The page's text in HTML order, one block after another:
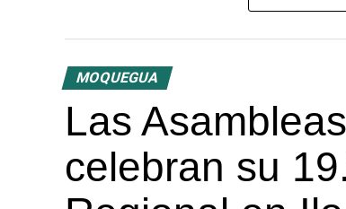
MOQUEGUA
Las
celebran su